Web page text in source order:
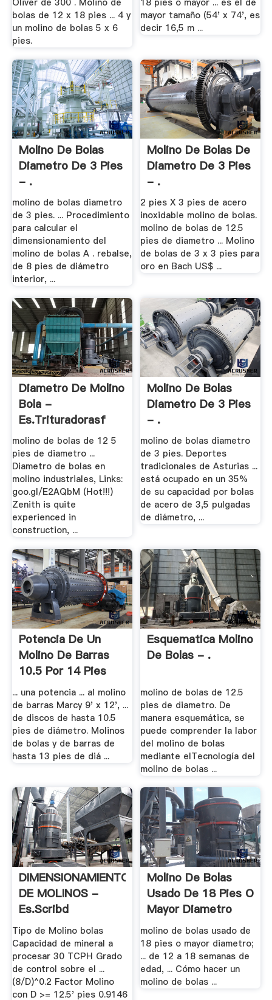
Oliver de 300 . Molino de
bolas de 12 x 18 pies ... 4 y
un molino de bolas 5 x 6
pies.
18 pies o mayor ... es el de
mayor tamaño (54' x 74', es
decir 16,5 m ...
Molino De Bolas
Diametro De 3 Pies
- .
molino de bolas diametro
de 3 pies. ... Procedimiento
para calcular el
dimensionamiento del
molino de bolas A . rebalse,
de 8 pies de diámetro
interior, ...
Molino De Bolas De
Diametro De 3 Pies
- .
2 pies X 3 pies de acero
inoxidable molino de bolas.
molino de bolas de 12.5
pies de diametro ... Molino
de bolas de 3 x 3 pies para
oro en Bach US$ ...
Diametro De Molino
Bola -
Es.trituradorasf
molino de bolas de 12 5
pies de diametro ...
Diametro de bolas en
molino industriales, Links:
goo.gl/E2AQbM (Hot!!!)
Zenith is quite
experienced in
construction, ...
Molino De Bolas
Diametro De 3 Pies
- .
molino de bolas diametro
de 3 pies. Deportes
tradicionales de Asturias ...
está ocupado en un 35%
de su capacidad por bolas
de acero de 3,5 pulgadas
de diámetro, ...
Potencia De Un
Molino De Barras
10.5 Por 14 Pies
... una potencia ... al molino
de barras Marcy 9' x 12', ...
de discos de hasta 10.5
pies de diámetro. Molinos
de bolas y de barras de
hasta 13 pies de diá ...
Esquematica Molino
De Bolas - .
molino de bolas de 12.5
pies de diametro. De
manera esquemática, se
puede comprender la labor
del molino de bolas
mediante elTecnología del
molino de bolas ...
DIMENSIONAMIENTO
DE MOLINOS -
Es.scribd
Tipo de Molino bolas
Capacidad de mineral a
procesar 30 TCPH Grado
de control sobre el ...
(8/D)^0.2 Factor Molino
con D >= 12.5' pies 0.9146
Molino De Bolas
Usado De 18 Pies O
Mayor Diametro
molino de bolas usado de
18 pies o mayor diametro;
... de 12 a 18 semanas de
edad, ... Cómo hacer un
molino de bolas ...